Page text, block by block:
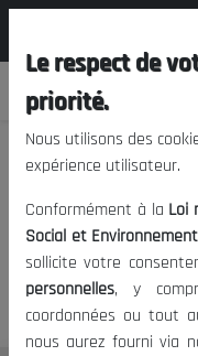
Nous
Le respect de
priorité.
Nous utilisons des
expérience utilisateur.
Conformément à la Loi
Social et
sollicite votre
personnelles, y
coordonnées ou tout
nous aurez fourni via